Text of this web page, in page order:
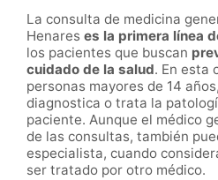
La consulta de medicina
Henares es la primera línea
los pacientes que buscan
cuidado de la salud. En esta
personas mayores de 14
diagnostica o trata la
paciente. Aunque el médico
de las consultas, también
especialista, cuando
ser tratado por otro médico.